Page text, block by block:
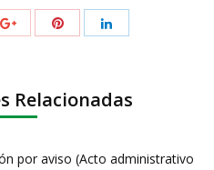
Relacionadas
por aviso (Acto administrativo